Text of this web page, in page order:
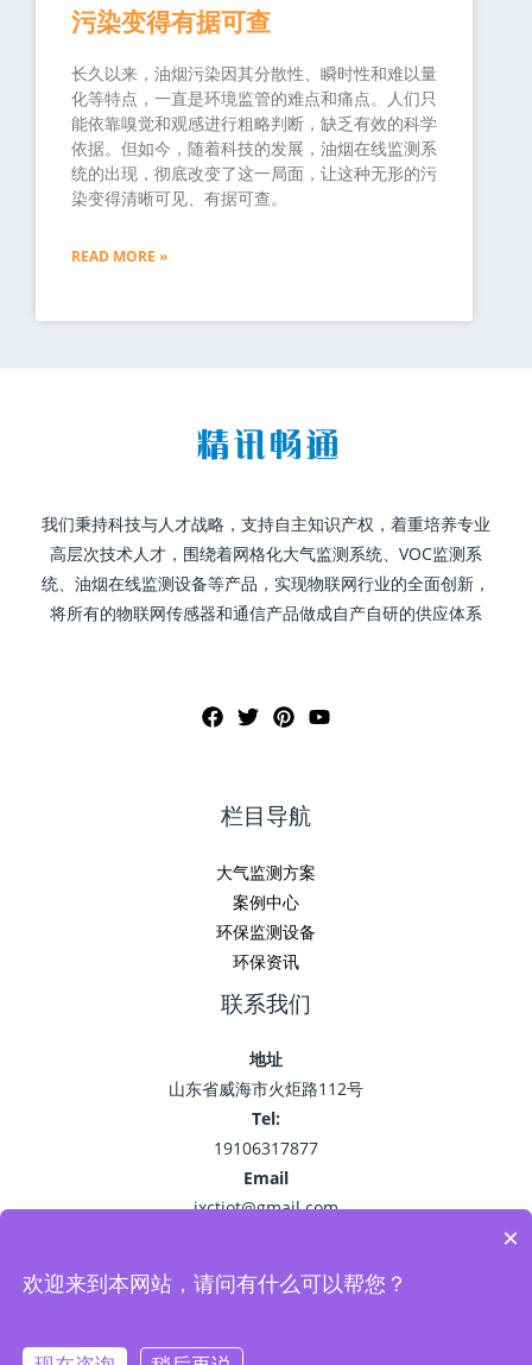
污染变得有据可查
长久以来，油烟污染因其分散性、瞬时性和难以量
化等特点，一直是环境监管的难点和痛点。人们只
能依靠嗅觉和观感进行粗略判断，缺乏有效的科学
依据。但如今，随着科技的发展，油烟在线监测系
统的出现，彻底改变了这一局面，让这种无形的污
染变得清晰可见、有据可查。
READ MORE »
我们秉持科技与人才战略，支持自主知识产权，着重培养专业
高层次技术人才，围绕着网格化大气监测系统、VOC监测系
统、油烟在线监测设备等产品，实现物联网行业的全面创新，
将所有的物联网传感器和通信产品做成自产自研的供应体系
栏目导航
大气监测方案
案例中心
环保监测设备
环保资讯
联系我们
地址
山东省威海市火炬路112号
Tel:
19106317877
Email
jxctiot@gmail.com
×
欢迎来到本网站，请问有什么可以帮您？